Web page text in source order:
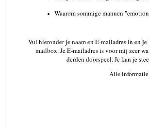
Waarom sommige mannen
Vul hieronder je naam en E-mailadres in en
mailbox. Je E-mailadres is voor mij zeer
derden doorspeel. Je kan je
Alle